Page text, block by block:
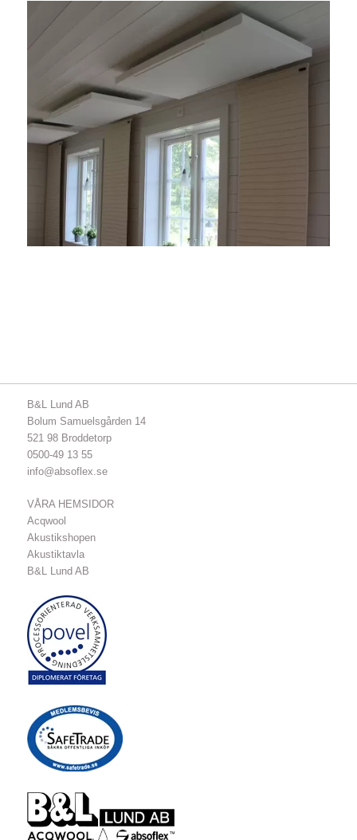
B&L Lund AB
Bolum Samuelsgården 14
521 98 Broddetorp
0500-49 13 55
info@absoflex.se
VÅRA HEMSIDOR
Acqwool
Akustikshopen
Akustiktavla
B&L Lund AB